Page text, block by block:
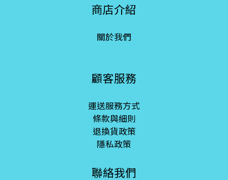
商店介紹
關於我們
顧客服務
運送服務方式
條款與細則
退換貨政策
隱私政策
聯絡我們